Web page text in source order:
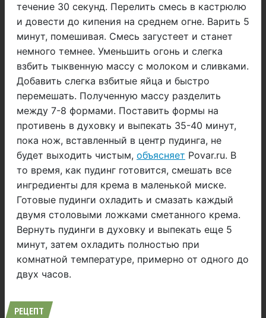
течение 30 секунд. Перелить смесь в кастрюлю
и довести до кипения на среднем огне. Варить 5
минут, помешивая. Смесь загустеет и станет
немного темнее. Уменьшить огонь и слегка
взбить тыквенную массу с молоком и сливками.
Добавить слегка взбитые яйца и быстро
перемешать. Полученную массу разделить
между 7-8 формами. Поставить формы на
противень в духовку и выпекать 35-40 минут,
пока нож, вставленный в центр пудинга, не
будет выходить чистым, объясняет Povar.ru. В
то время, как пудинг готовится, смешать все
ингредиенты для крема в маленькой миске.
Готовые пудинги охладить и смазать каждый
двумя столовыми ложками сметанного крема.
Вернуть пудинги в духовку и выпекать еще 5
минут, затем охладить полностью при
комнатной температуре, примерно от одного до
двух часов.
РЕЦЕПТ